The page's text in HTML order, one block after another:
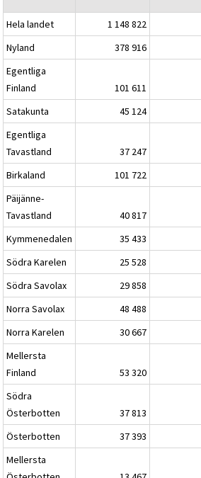
Hela landet
1 148 822
Nyland
378 916
Egentliga
Finland
101 611
Satakunta
45 124
Egentliga
Tavastland
37 247
Birkaland
101 722
Päijänne-
Tavastland
40 817
Kymmenedalen
35 433
Södra Karelen
25 528
Södra Savolax
29 858
Norra Savolax
48 488
Norra Karelen
30 667
Mellersta
Finland
53 320
Södra
Österbotten
37 813
Österbotten
37 393
Mellersta